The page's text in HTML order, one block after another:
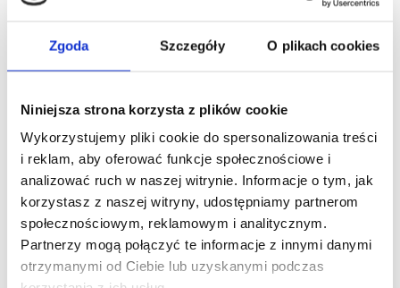
Zgoda Szczegóły O plikach cookies
Niniejsza strona korzysta z plików cookie
Wykorzystujemy pliki cookie do spersonalizowania treści
i reklam, aby oferować funkcje społecznościowe i
analizować ruch w naszej witrynie. Informacje o tym, jak
korzystasz z naszej witryny, udostępniamy partnerom
społecznościowym, reklamowym i analitycznym.
Partnerzy mogą połączyć te informacje z innymi danymi
otrzymanymi od Ciebie lub uzyskanymi podczas
Brit Premium by Nature Cat Creamy Treats with
Liver– pyszne, kremowe przysmaki z wątróbką
Creamy Treatsto pyszna przekąska, która
doskonale sprawdzi się nie tylko jako uzupełnienie
codziennej diety, ale także jako aromatyczny topper
do karmy dla wymagających kotów. Aksamitna
konsystencja sprawia, że przysmaki są łatwe do
podania i chętnie zjadane nawet przez wybredne
koty.